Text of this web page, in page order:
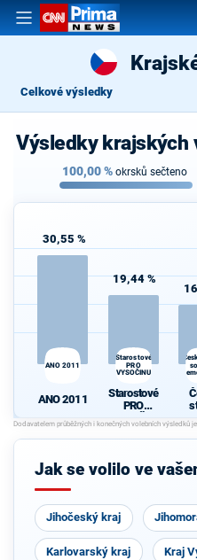
Celkové výsledky
Výsledky krajských
100,00% okrsků sečteno
30,55 %
ANO 2011
ANO 2011
19,44 %
Starostové
PRO
VYSOČINU
Starostové
PRO
VYSOČIN
U
Jak se volilo ve
Jihočeský kraj
Karlovarský kraj Kraj